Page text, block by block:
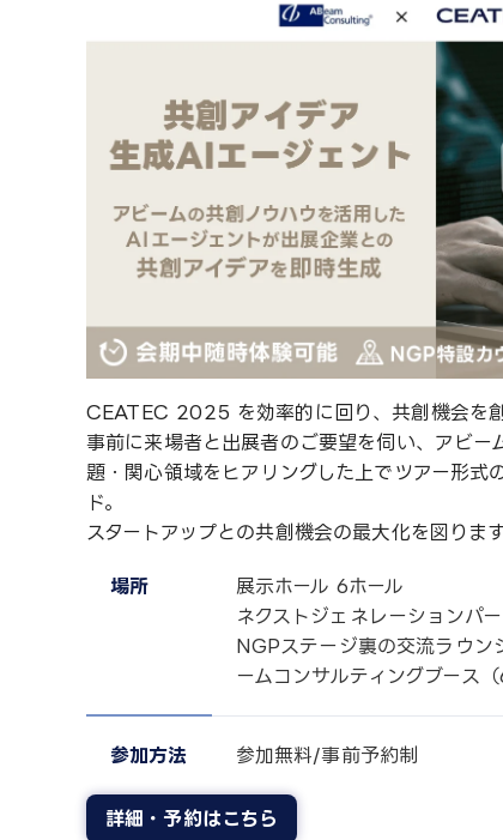
CEATEC 2025 を効率的に回り、共創機会を創
事前に来場者と出展者のご要望を伺い、アビー
題・関心領域をヒアリングした上でツアー形式
ド。
スタートアップとの共創機会の最大化を図ります
場所
展示ホール 6ホール
ネクストジェネレーションパ
NGPステージ裏の交流ラウ
ームコンサルティングブース
参加方法 参加無料/事前予約制
詳細・予約はこちら